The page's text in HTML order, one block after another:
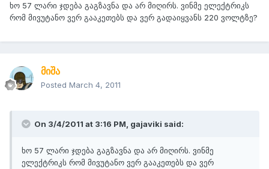
ხო 57 ლარი ჯდება გაგზავნა და არ მიღირს. ვინმე ელექტრიკს
რომ მივუტანო ვერ გააკეთებს და ვერ გადაიყვანს 220 ვოლტზე?
მიშა
Posted March 4, 2011
On 3/4/2011 at 3:16 PM, gajaviki said:
ხო 57 ლარი ჯდება გაგზავნა და არ მიღირს. ვინმე
ელექტრიკს რომ მივუტანო ვერ გააკეთებს და ვერ